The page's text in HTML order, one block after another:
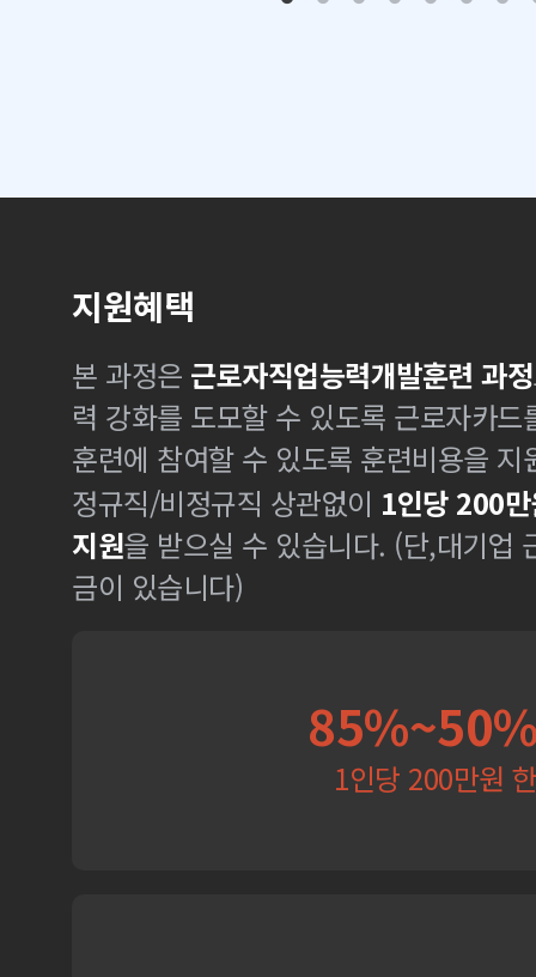
지원혜택
본 과정은 근로자직업능력개발훈련 과정
력 강화를 도모할 수 있도록 근로자카
훈련에 참여할 수 있도록 훈련비용을 지
정규직/비정규직 상관없이 1인당 200
지원을 받으실 수 있습니다. (단,대기업
금이 있습니다)
1인당 200만원